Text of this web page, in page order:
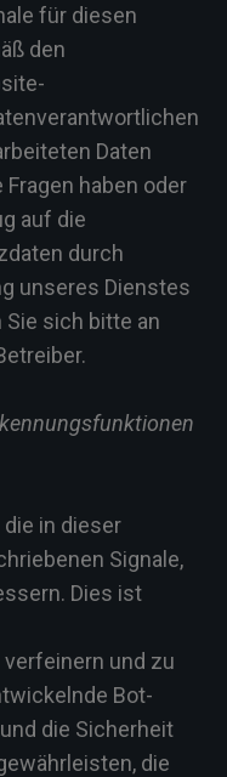
für diesen
den
Daten
haben oder
auf die
durch
unseres Dienstes
sich bitte an
in dieser
Signale,
Dies ist
und zu
Bot-
die Sicherheit
die